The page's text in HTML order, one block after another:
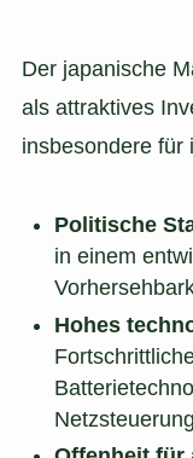
Der japanische
als attraktives
insbesondere für
Politische
in einem
Hohes